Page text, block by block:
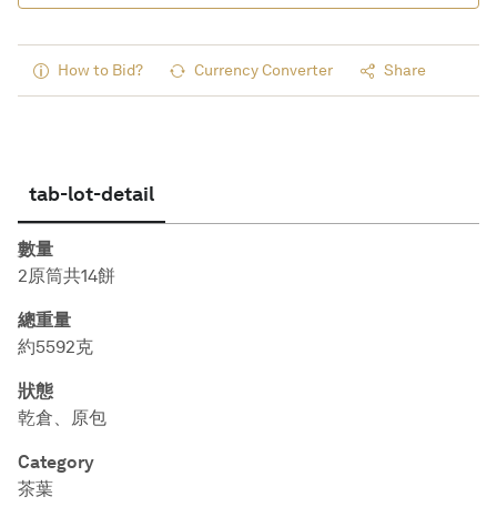
How to Bid? Currency Converter Share
tab-lot-detail
數量
2原筒共14餅
總重量
約5592克
狀態
乾倉、原包
Category
茶葉